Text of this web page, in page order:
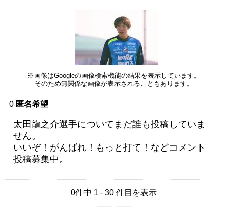
※画像はGoogleの画像検索機能の結果を表示しています。
そのため無関係な画像が表示されることもあります。
0 匿名希望
太田龍之介選手についてまだ誰も投稿していま
せん。
いいぞ！がんばれ！もっと打て！などコメント
投稿募集中。
0件中 1 - 30 件目を表示